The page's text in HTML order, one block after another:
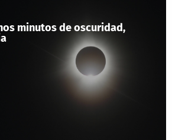
minutos de oscuridad,